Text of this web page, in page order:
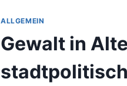
ALLGEMEIN
Gewalt in